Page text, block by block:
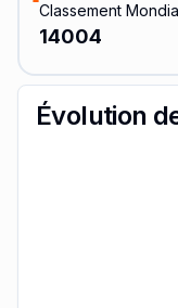
Classement
14004
Évolution